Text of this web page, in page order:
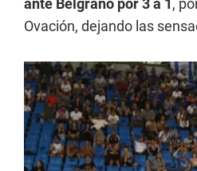
Ovación, dejando las